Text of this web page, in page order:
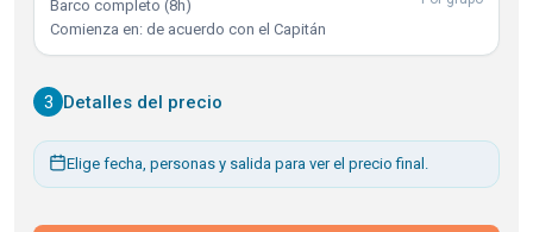
Barco completo (8h)
Comienza en: de acuerdo con el Capitán
3 Detalles del precio
Elige fecha, personas y salida para ver el precio final.